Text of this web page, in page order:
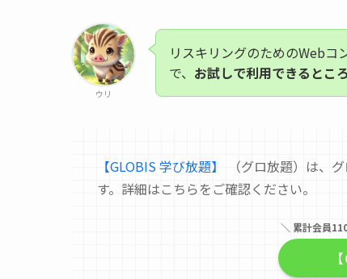
ウリ
リスキリングのためのWebコ
で、 お試しで利用できるとこ
【GLOBIS 学び放題】
（グロ放題）は、
す。詳細はこちらをご確認ください。
＼ 累計会員